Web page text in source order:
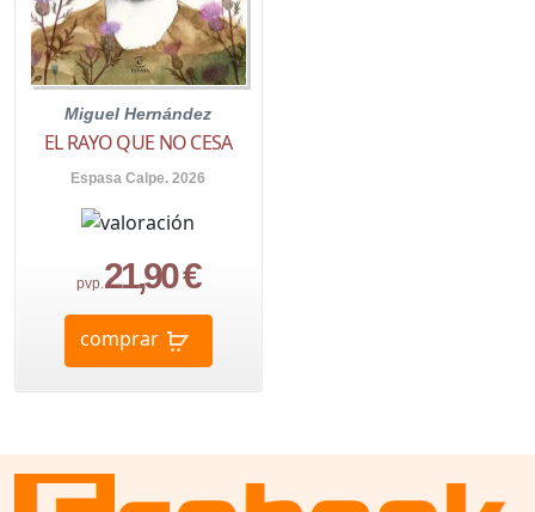
Miguel Hernández
EL RAYO QUE NO CESA
Espasa Calpe. 2026
pvp.21,90 €
comprar